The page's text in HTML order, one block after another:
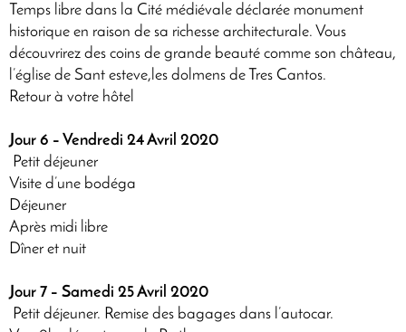
Temps libre dans la Cité médiévale déclarée monument
historique en raison de sa richesse architecturale. Vous
découvrirez des coins de grande beauté comme son château,
l’église de Sant esteve,les dolmens de Tres Cantos.
Retour à votre hôtel
Jour 6 – Vendredi 24 Avril 2020
Petit déjeuner
Visite d’une bodéga
Déjeuner
Après midi libre
Dîner et nuit
Jour 7 – Samedi 25 Avril 2020
Petit déjeuner. Remise des bagages dans l’autocar.